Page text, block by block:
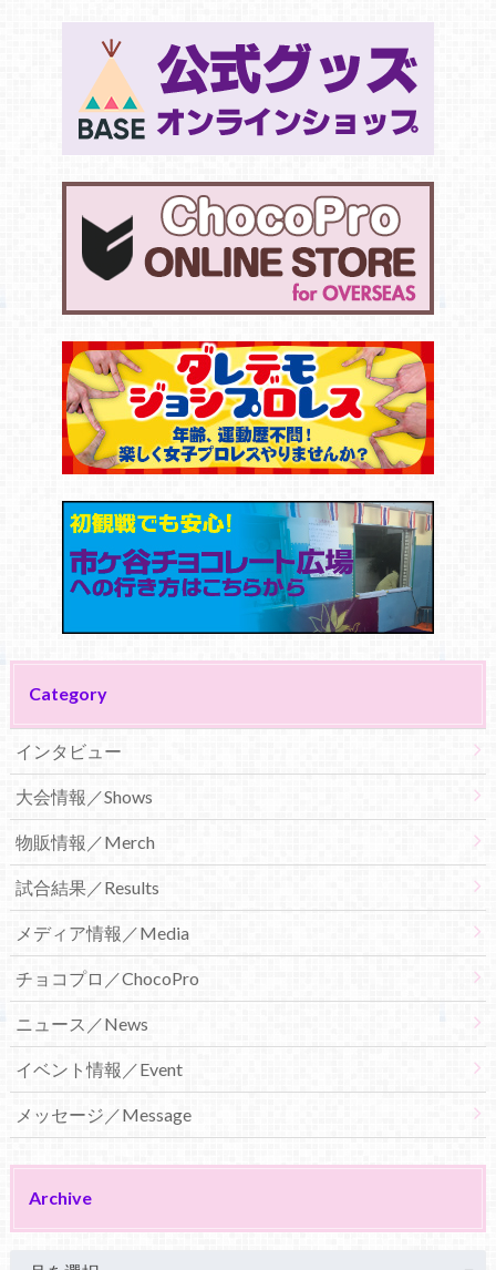
Category
インタビュー
大会情報／Shows
物販情報／Merch
試合結果／Results
メディア情報／Media
チョコプロ／ChocoPro
ニュース／News
イベント情報／Event
メッセージ／Message
Archive